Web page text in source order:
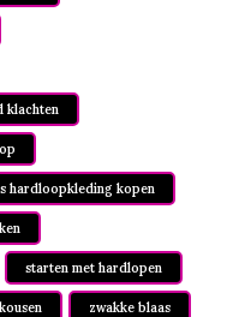
klachten
hardloopkleding kopen
starten met hardlopen
zwakke blaas